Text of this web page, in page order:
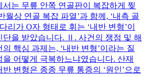
서는 무릎 안쪽 연골판이 복잡하게 찢
월상 연골 복잡 파열’과 함께, ‘내측 골
리가 O자 형태로 휘는 ‘내반 변형’이
단을 받았습니다. Ⅱ. 사건의 쟁점 및 해
핵심 과제는, ‘내반 변형’이라는 질
을 어떻게 극복하느냐였습니다. 산재
변형은 종종 무릎 통증의 ‘원인’으로